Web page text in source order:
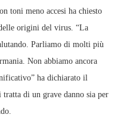
toni meno accesi ha chiesto
origini del virus. “La
Parliamo di molti più
Non abbiamo ancora
ha dichiarato il
tratta di un grave danno sia per